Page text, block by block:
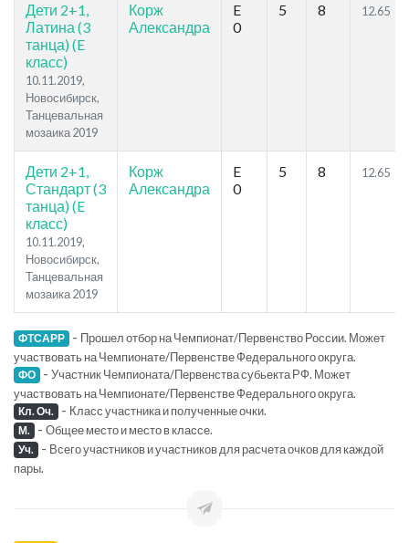
Дети 2+1,
Латина (3
танца) (E
класс)
10.11.2019,
Новосибирск,
Танцевальная
мозаика 2019
Корж
Александра
E
0
5 8 12.65
Дети 2+1,
Стандарт (3
танца) (E
класс)
10.11.2019,
Новосибирск,
Танцевальная
мозаика 2019
Корж
Александра
E
0
5 8 12.65
ФТСАРР - Прошел отбор на Чемпионат/Первенство России. Может
участвовать на Чемпионате/Первенстве Федерального округа.
ФО - Участник Чемпионата/Первенства субьекта РФ. Может
участвовать на Чемпионате/Первенстве Федерального округа.
Кл. Оч. - Класс участника и полученные очки.
М. - Общее место и место в классе.
Уч. - Всего участников и участников для расчета очков для каждой
пары.